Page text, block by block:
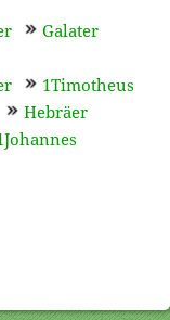
Galater
1Timotheus
Hebräer